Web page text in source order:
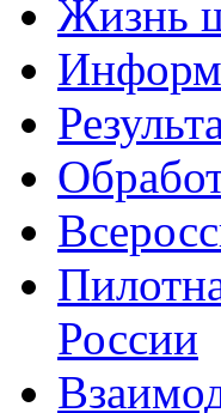
Жизнь
России